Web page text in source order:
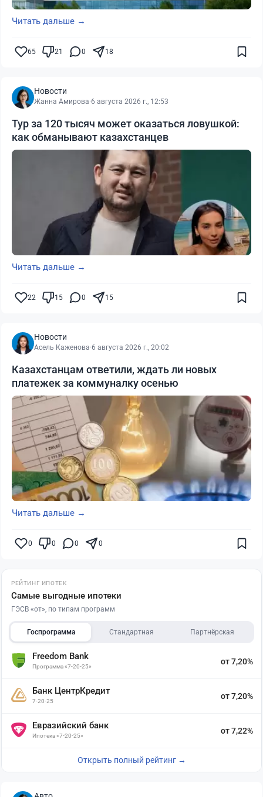
Читать дальше →
65 21 0 18
Новости
Жанна Амирова·6 августа 2026 г., 12:53
Тур за 120 тысяч может оказаться ловушкой:
как обманывают казахстанцев
Читать дальше →
22 15 0 15
Новости
Асель Каженова·6 августа 2026 г., 20:02
Казахстанцам ответили, ждать ли новых
платежек за коммуналку осенью
Читать дальше →
0 0 0 0
РЕЙТИНГ ИПОТЕК
Самые выгодные ипотеки
ГЭСВ «от», по типам программ
Госпрограмма Стандартная Партнёрская
Freedom Bank
Программа «7-20-25»
от 7,20%
Банк ЦентрКредит
7-20-25
от 7,20%
Евразийский банк
Ипотека «7-20-25»
от 7,22%
Открыть полный рейтинг →